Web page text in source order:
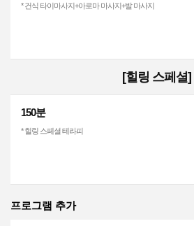
* 건식 타이마사지+아로마 마사지+발 마사지
[힐링 스페셜]
150분
* 힐링 스페셜 테라피
프로그램 추가